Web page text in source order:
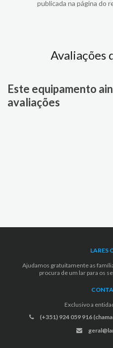
publicada na página do
Avaliações
Este equipamento
avaliações
LARES
Ajudamos gratuitamente as
procura de um lar para os
Exclusivo a
(+351) 924 059 916